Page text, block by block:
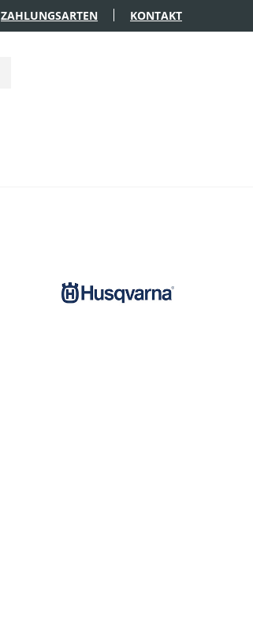
ZAHLUNGSARTEN KONTAKT